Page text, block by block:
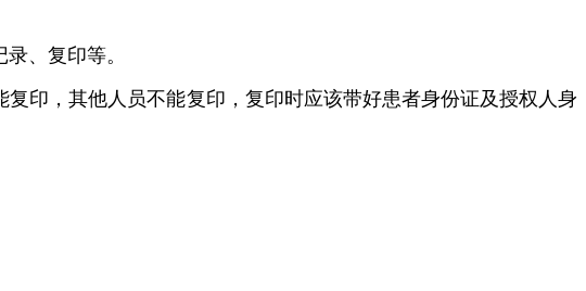
、复印等。
印，其他人员不能复印，复印时应该带好患者身份证及授权人身